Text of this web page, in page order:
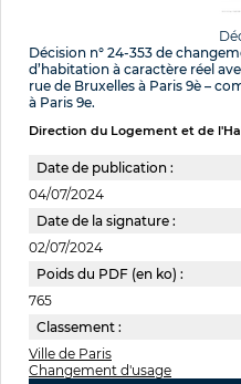
Décision n° 24-353 de
d’habitation à caractère réel
rue de Bruxelles à Paris 9è –
à Paris 9e.
Direction du Logement et de
Date de publication :
04/07/2024
Date de la signature :
02/07/2024
Poids du PDF (en ko) :
765
Classement :
Ville de Paris
Changement d'usage